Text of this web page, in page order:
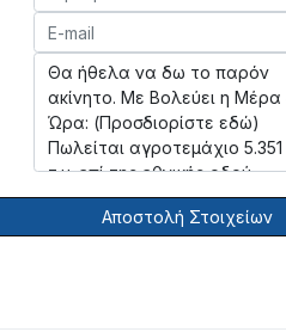
Αποστολή Στοιχείων